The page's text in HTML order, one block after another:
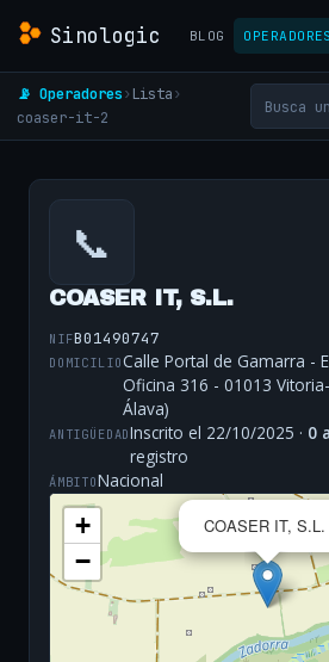
Sinologic BLOG OPERADORES
📡 Operadores› Lista›
coaser-it-2
📞
COASER IT, S.L.
NIFB01490747
DOMICILIOCalle Portal de Gamarra -
Oficina 316 - 01013
Álava)
ANTIGÜEDADInscrito el 22/10/2025 · 0
registro
ÁMBITONacional
COASER IT, S.L.
+
−